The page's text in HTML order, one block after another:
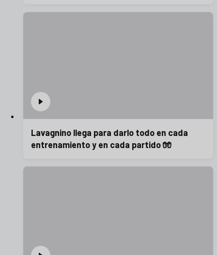
Lavagnino llega para darlo todo en cada
entrenamiento y en cada partido 🧤